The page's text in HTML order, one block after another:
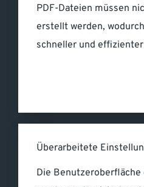
PDF-Dateien müssen
erstellt werden,
schneller und
Überarbeitete
Die